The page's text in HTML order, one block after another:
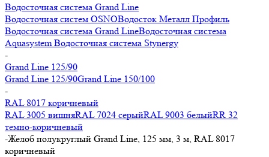
Водосточная система Grand Line
Водосточная систем OSNOВодосток Металл Профиль
Водосточная система Grand LineВодосточная система
AquasystemВодосточная система Stynergy
-
Grand Line 125/90
Grand Line 125/90Grand Line 150/100
-
RAL 8017 коричневый
RAL 3005 вишняRAL 7024 серыйRAL 9003 белыйRR 32
темно-коричневый
-Желоб полукруглый Grand Line, 125 мм, 3 м, RAL 8017
коричневый